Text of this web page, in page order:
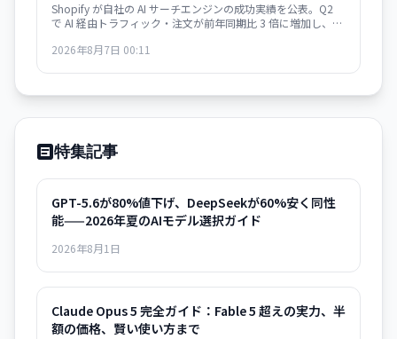
Shopify が自社の AI サーチエンジンの成功実績を公表。Q2
で AI 経由トラフィック・注文が前年同期比 3 倍に増加し、従
完する関係を示唆。
2026年8月7日 00:11
特集記事
GPT-5.6が80%値下げ、DeepSeekが60%安く同性
能——2026年夏のAIモデル選択ガイド
2026年8月1日
Claude Opus 5 完全ガイド：Fable 5 超えの実力、半
額の価格、賢い使い方まで